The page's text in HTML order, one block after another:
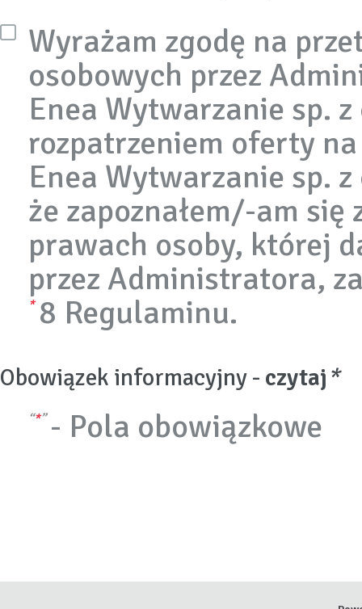
Wyrażam zgodę na
osobowych przez
Enea Wytwarzanie sp.
rozpatrzeniem oferty
Enea Wytwarzanie sp.
że zapoznałem/-am
prawach osoby, której
przez Administratora,
8 Regulaminu.
*
Obowiązek informacyjny - czytaj*
* - Pola obowiązkowe